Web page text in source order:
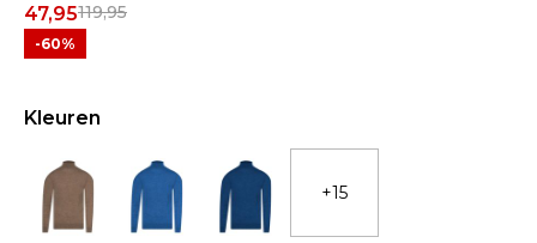
119,95
47,95
-60%
Kleuren
+15